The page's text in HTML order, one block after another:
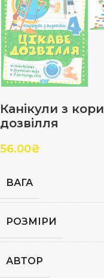
Канікули з
дозвілля
56.00₴
ВАГА
РОЗМІРИ
АВТОР